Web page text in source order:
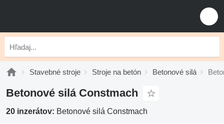
Stavebné stroje Stroje na betón Betonové silá
Betonové silá Constmach
20 inzerátov: Betonové silá Constmach